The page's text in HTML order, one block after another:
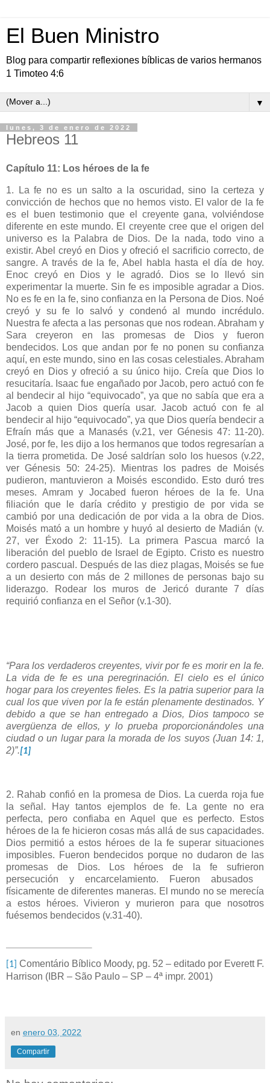
El Buen Ministro
Blog para compartir reflexiones bíblicas de varios hermanos
1 Timoteo 4:6
▼
lunes, 3 de enero de 2022
Hebreos 11
Capítulo 11: Los héroes de la fe
1. La fe no es un salto a la oscuridad, sino la certeza y
convicción de hechos que no hemos visto. El valor de la fe
es el buen testimonio que el creyente gana, volviéndose
diferente en este mundo. El creyente cree que el origen del
universo es la Palabra de Dios. De la nada, todo vino a
existir. Abel creyó en Dios y ofreció el sacrificio correcto, de
sangre. A través de la fe, Abel habla hasta el día de hoy.
Enoc creyó en Dios y le agradó. Dios se lo llevó sin
experimentar la muerte. Sin fe es imposible agradar a Dios.
No es fe en la fe, sino confianza en la Persona de Dios. Noé
creyó y su fe lo salvó y condenó al mundo incrédulo.
Nuestra fe afecta a las personas que nos rodean. Abraham y
Sara creyeron en las promesas de Dios y fueron
bendecidos. Los que andan por fe no ponen su confianza
aquí, en este mundo, sino en las cosas celestiales. Abraham
creyó en Dios y ofreció a su único hijo. Creía que Dios lo
resucitaría. Isaac fue engañado por Jacob, pero actuó con fe
al bendecir al hijo “equivocado”, ya que no sabía que era a
Jacob a quien Dios quería usar. Jacob actuó con fe al
bendecir al hijo “equivocado”, ya que Dios quería bendecir a
Efraín más que a Manasés (v.21, ver Génesis 47: 11-20).
José, por fe, les dijo a los hermanos que todos regresarían a
la tierra prometida. De José saldrían solo los huesos (v.22,
ver Génesis 50: 24-25). Mientras los padres de Moisés
pudieron, mantuvieron a Moisés escondido. Esto duró tres
meses. Amram y Jocabed fueron héroes de la fe. Una
filiación que le daría crédito y prestigio de por vida se
cambió por una dedicación de por vida a la obra de Dios.
Moisés mató a un hombre y huyó al desierto de Madián (v.
27, ver Éxodo 2: 11-15). La primera Pascua marcó la
liberación del pueblo de Israel de Egipto. Cristo es nuestro
cordero pascual. Después de las diez plagas, Moisés se fue
a un desierto con más de 2 millones de personas bajo su
liderazgo. Rodear los muros de Jericó durante 7 días
requirió confianza en el Señor (v.1-30).
“Para los verdaderos creyentes, vivir por fe es morir en la fe.
La vida de fe es una peregrinación. El cielo es el único
hogar para los creyentes fieles. Es la patria superior para la
cual los que viven por la fe están plenamente destinados. Y
debido a que se han entregado a Dios, Dios tampoco se
avergüenza de ellos, y lo prueba proporcionándoles una
ciudad o un lugar para la morada de los suyos (Juan 14: 1,
2)”.[1]
2. Rahab confió en la promesa de Dios. La cuerda roja fue
la señal. Hay tantos ejemplos de fe. La gente no era
perfecta, pero confiaba en Aquel que es perfecto. Estos
héroes de la fe hicieron cosas más allá de sus capacidades.
Dios permitió a estos héroes de la fe superar situaciones
imposibles. Fueron bendecidos porque no dudaron de las
promesas de Dios. Los héroes de la fe sufrieron
persecución y encarcelamiento. Fueron abusados ​​
físicamente de diferentes maneras. El mundo no se merecía
a estos héroes. Vivieron y murieron para que nosotros
fuésemos bendecidos (v.31-40).
[1] Comentário Bíblico Moody, pg. 52 – editado por Everett F.
Harrison (IBR – São Paulo – SP – 4ª impr. 2001)
en enero 03, 2022
Compartir